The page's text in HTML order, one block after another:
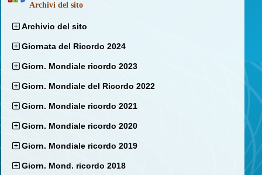
Archivi del sito
Archivio del sito
Giornata del Ricordo 2024
Giorn. Mondiale ricordo 2023
Giorn. Mondiale del Ricordo 2022
Giorn. Mondiale ricordo 2021
Giorn. Mondiale ricordo 2020
Giorn. Mondiale ricordo 2019
Giorn. Mond. ricordo 2018